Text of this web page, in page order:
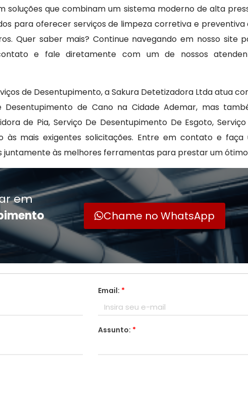
soluções que combinam um sistema moderno de alta
para oferecer serviços de limpeza corretiva e preventiva
Quer saber mais? Continue navegando em nosso site
e fale diretamente com um de nossos
de Desentupimento, a Sakura Detetizadora Ltda atua
de Cano na Cidade Ademar, mas
de Pia, Serviço De Desentupimento De Esgoto,
às mais exigentes solicitações. Entre em contato e faça
às melhores ferramentas para prestar um
em
Chame no WhatsApp
Email: *
Assunto: *